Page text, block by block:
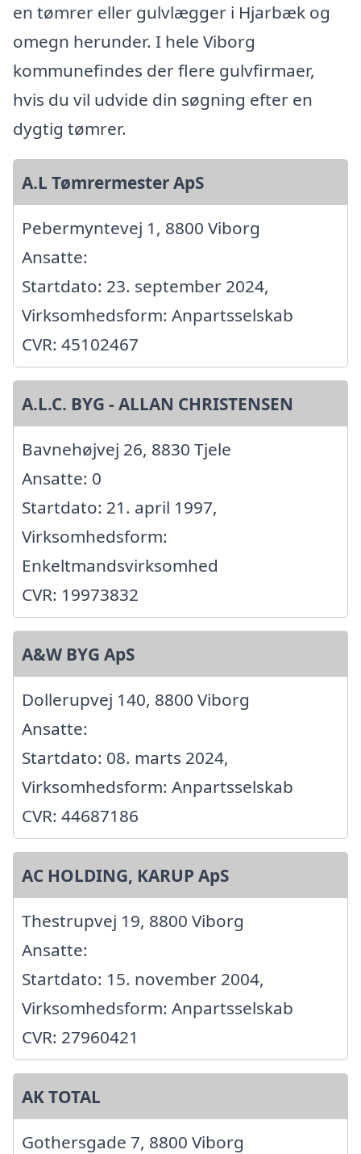
en tømrer eller gulvlægger i Hjarbæk og
omegn herunder. I hele Viborg
kommunefindes der flere gulvfirmaer,
hvis du vil udvide din søgning efter en
dygtig tømrer.
A.L Tømrermester ApS
Pebermyntevej 1, 8800 Viborg
Ansatte:
Startdato: 23. september 2024,
Virksomhedsform: Anpartsselskab
CVR: 45102467
A.L.C. BYG - ALLAN CHRISTENSEN
Bavnehøjvej 26, 8830 Tjele
Ansatte: 0
Startdato: 21. april 1997,
Virksomhedsform:
Enkeltmandsvirksomhed
CVR: 19973832
A&W BYG ApS
Dollerupvej 140, 8800 Viborg
Ansatte:
Startdato: 08. marts 2024,
Virksomhedsform: Anpartsselskab
CVR: 44687186
AC HOLDING, KARUP ApS
Thestrupvej 19, 8800 Viborg
Ansatte:
Startdato: 15. november 2004,
Virksomhedsform: Anpartsselskab
CVR: 27960421
AK TOTAL
Gothersgade 7, 8800 Viborg